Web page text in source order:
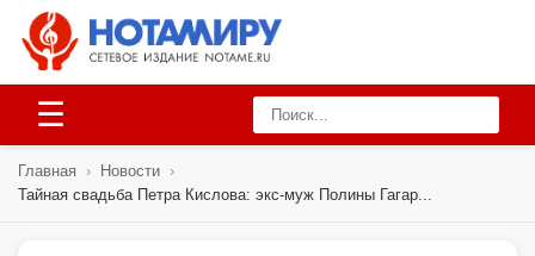
☰
Главная › Новости ›
Тайная свадьба Петра Кислова: экс-муж Полины Гагар...